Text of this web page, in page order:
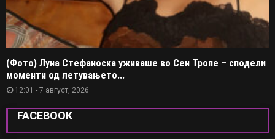
(Фото) Луна Стефаноска уживаше во Сен Тропе – сподели
моменти од летувањето...
12:01 - 7 август, 2026
FACEBOOK